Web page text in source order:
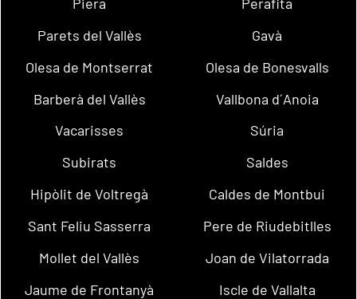
Parets del Vallès
Gavà
Olesa de Montserrat
Olesa de Bonesvalls
Barberà del Vallès
Vallbona d´Anoia
Vacarisses
Súria
Subirats
Saldes
Hipòlit de Voltregà
Caldes de Montbui
Sant Feliu Sasserra
Pere de Riudebitlles
Mollet del Vallès
Joan de Vilatorrada
Jaume de Frontanyà
Iscle de Vallalta